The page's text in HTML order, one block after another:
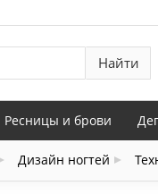
Найти
Дизайн ногтей
Ресницы и брови